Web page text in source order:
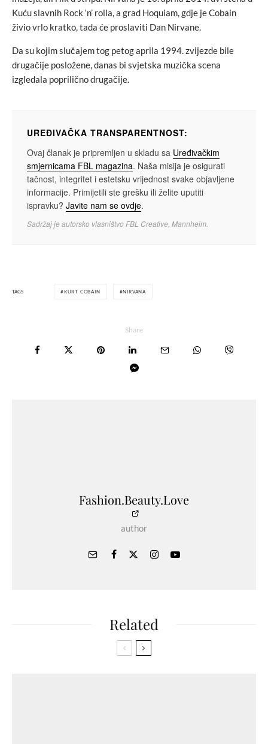
Kuću slavnih Rock ‘n’ rolla, a grad Hoquiam, gdje je Cobain
živio vrlo kratko, tada će proslaviti Dan Nirvane.
Da su kojim slučajem tog petog aprila 1994. zvijezde bile
drugačije posložene, danas bi svjetska muzička scena
izgledala poprilično drugačije.
UREĐIVAČKA TRANSPARENTNOST:
Ovaj članak je pripremljen u skladu sa Uređivačkim
smjernicama FBL magazina. Naša misija je osigurati
tačnost, integritet i estetsku vrijednost svake objavljene
informacije. Primijetili ste grešku ili želite uputiti
ispravku? Javite nam se ovdje.
Sadržaj je autorsko vlasništvo FBL Creative, Mannheim.
TAGS KURT COBAIN NIRVANA
Share
Fashion.Beauty.Love
author
Related